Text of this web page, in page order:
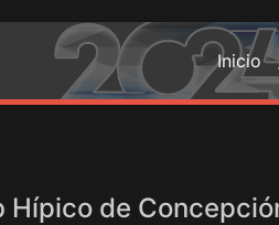
Inicio
Hípico de